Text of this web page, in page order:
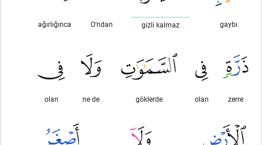
gaybı
gizli kalmaz
O'ndan
ağırlığınca
zerre
olan
göklerde
ne de
olan